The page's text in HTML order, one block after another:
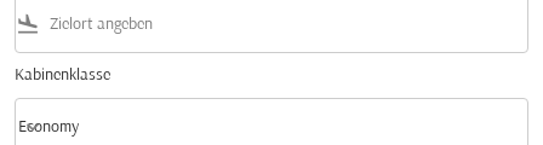
flight_land
Kabinenklasse
Kabinenklasse option Economy Selected
Economy
keyboard_arrow_down